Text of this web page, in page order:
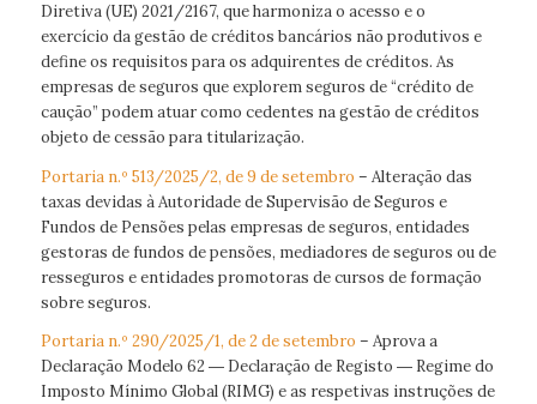
Diretiva (UE) 2021/2167, que harmoniza o acesso e o
exercício da gestão de créditos bancários não produtivos e
define os requisitos para os adquirentes de créditos. As
empresas de seguros que explorem seguros de “crédito de
caução” podem atuar como cedentes na gestão de créditos
objeto de cessão para titularização.
Portaria n.º 513/2025/2, de 9 de setembro – Alteração das
taxas devidas à Autoridade de Supervisão de Seguros e
Fundos de Pensões pelas empresas de seguros, entidades
gestoras de fundos de pensões, mediadores de seguros ou de
resseguros e entidades promotoras de cursos de formação
sobre seguros.
Portaria n.º 290/2025/1, de 2 de setembro – Aprova a
Declaração Modelo 62 ― Declaração de Registo ― Regime do
Imposto Mínimo Global (RIMG) e as respetivas instruções de